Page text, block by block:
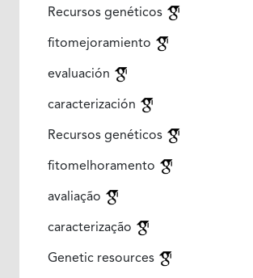
Recursos genéticos
fitomejoramiento
evaluación
caracterización
Recursos genéticos
fitomelhoramento
avaliação
caracterização
Genetic resources